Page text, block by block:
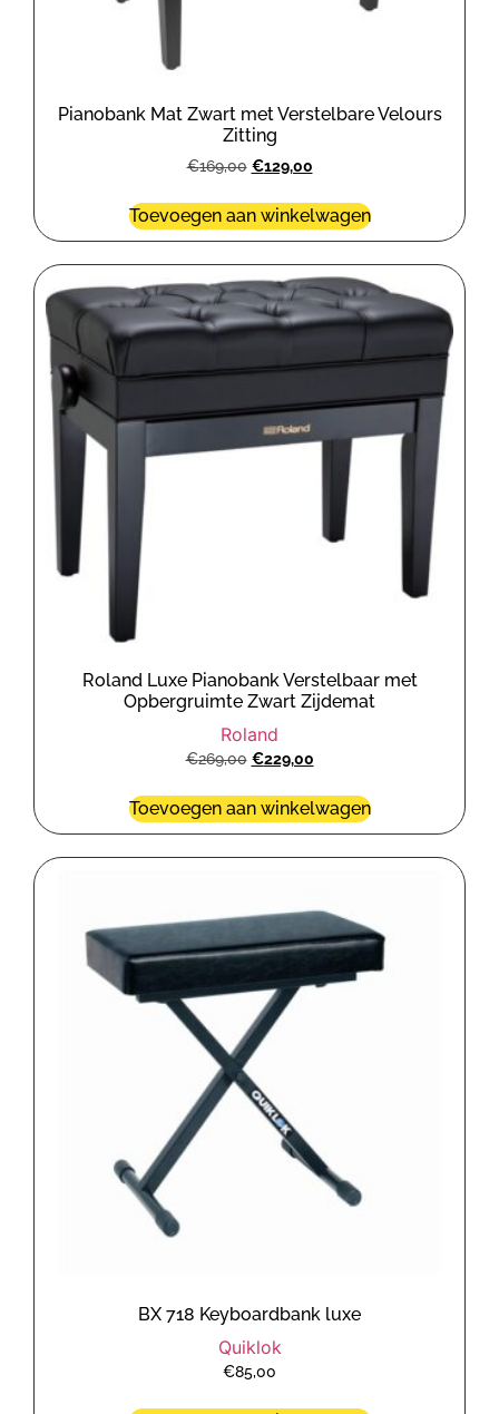
Pianobank Mat Zwart met Verstelbare Velours
Zitting
€169,00 €129,00
Toevoegen aan winkelwagen
Roland Luxe Pianobank Verstelbaar met
Opbergruimte Zwart Zijdemat
Roland
€269,00 €229,00
Toevoegen aan winkelwagen
BX 718 Keyboardbank luxe
Quiklok
€85,00